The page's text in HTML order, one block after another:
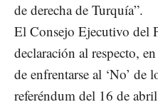
de derecha de Turquía”.
El Consejo Ejecutivo del
declaración al respecto,
de enfrentarse al ‘No’ de
referéndum del 16 de